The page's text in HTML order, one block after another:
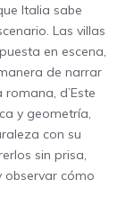
Italia sabe
Las villas
en escena,
de narrar
d’Este
y geometría,
con su
sin prisa,
observar cómo